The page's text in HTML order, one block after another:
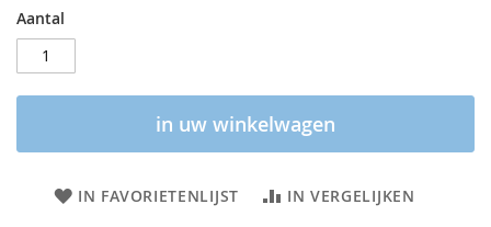
Aantal
in uw winkelwagen
IN FAVORIETENLIJST IN VERGELIJKEN